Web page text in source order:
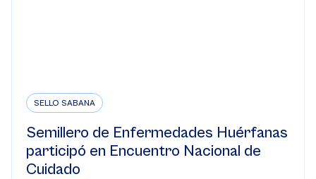
SELLO SABANA
Semillero de Enfermedades Huérfanas
participó en Encuentro Nacional de
Cuidado